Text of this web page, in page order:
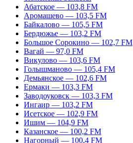
Абатское — 103,8 FM
Аромашево — 103,5 FM
Байкалово — 105,5 FM
Бердюжье — 103,2 FM
Большое Сорокино — 102,7 FM
Вагай — 97,0 FM
Викулово — 103,6 FM
Голышманово — 105,4 FM
Демьянское — 102,6 FM
Ермаки — 103,3 FM
Заводоуковск — 103,3 FM
Ингаир — 103,2 FM
Исетское — 102,9 FM
Ишим — 104,9 FM
Казанское — 100,2 FM
Нагорный — 100,4 FM